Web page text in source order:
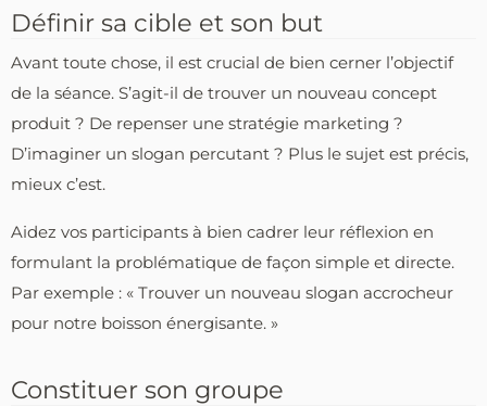
Définir sa cible et son but
Avant toute chose, il est crucial de bien cerner l’objectif
de la séance. S’agit-il de trouver un nouveau concept
produit ? De repenser une stratégie marketing ?
D’imaginer un slogan percutant ? Plus le sujet est précis,
mieux c’est.
Aidez vos participants à bien cadrer leur réflexion en
formulant la problématique de façon simple et directe.
Par exemple : « Trouver un nouveau slogan accrocheur
pour notre boisson énergisante. »
Constituer son groupe